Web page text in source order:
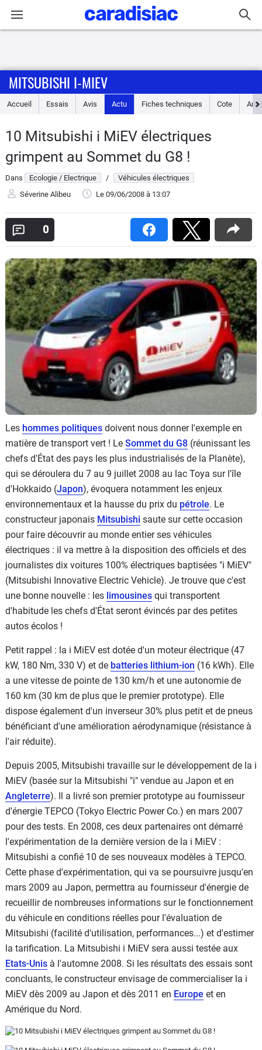
Accueil
Essais
Guide
d'achat
Electriques
Utilitaires
Flottes
Auto
Services
Forum
Moto
Marques
MITSUBISHI I-MIEV
Accueil Essais Avis Actu Fiches techniques Cote
10 Mitsubishi i MiEV électriques
grimpent au Sommet du G8 !
Dans Ecologie / Electrique /
Véhicules électriques
Séverine Alibeu
Le 09/06/2008 à 13:07
0
Les hommes politiques doivent nous donner l'exemple en
matière de transport vert ! Le Sommet du G8 (réunissant les
chefs d'État des pays les plus industrialisés de la Planète),
qui se déroulera du 7 au 9 juillet 2008 au lac Toya sur l'île
d'Hokkaido (Japon), évoquera notamment les enjeux
environnementaux et la hausse du prix du pétrole. Le
constructeur japonais Mitsubishi saute sur cette occasion
pour faire découvrir au monde entier ses véhicules
électriques : il va mettre à la disposition des officiels et des
journalistes dix voitures 100% électriques baptisées "i MiEV"
(Mitsubishi Innovative Electric Vehicle). Je trouve que c'est
une bonne nouvelle : les limousines qui transportent
d'habitude les chefs d'État seront évincés par des petites
autos écolos !
Petit rappel : la i MiEV est dotée d'un moteur électrique (47
kW, 180 Nm, 330 V) et de batteries lithium-ion (16 kWh). Elle
a une vitesse de pointe de 130 km/h et une autonomie de
160 km (30 km de plus que le premier prototype). Elle
dispose également d'un inverseur 30% plus petit et de pneus
bénéficiant d'une amélioration aérodynamique (résistance à
l'air réduite).
Depuis 2005, Mitsubishi travaille sur le développement de la i
MiEV (basée sur la Mitsubishi "i" vendue au Japon et en
Angleterre). Il a livré son premier prototype au fournisseur
d'énergie TEPCO (Tokyo Electric Power Co.) en mars 2007
pour des tests. En 2008, ces deux partenaires ont démarré
l'expérimentation de la dernière version de la i MiEV :
Mitsubishi a confié 10 de ses nouveaux modèles à TEPCO.
Cette phase d'expérimentation, qui va se poursuivre jusqu'en
mars 2009 au Japon, permettra au fournisseur d'énergie de
recueillir de nombreuses informations sur le fonctionnement
du véhicule en conditions réelles pour l'évaluation de
Mitsubishi (facilité d'utilisation, performances...) et d'estimer
la tarification. La Mitsubishi i MiEV sera aussi testée aux
Etats-Unis à l'automne 2008. Si les résultats des essais sont
concluants, le constructeur envisage de commercialiser la i
MiEV dès 2009 au Japon et dès 2011 en Europe et en
Amérique du Nord.